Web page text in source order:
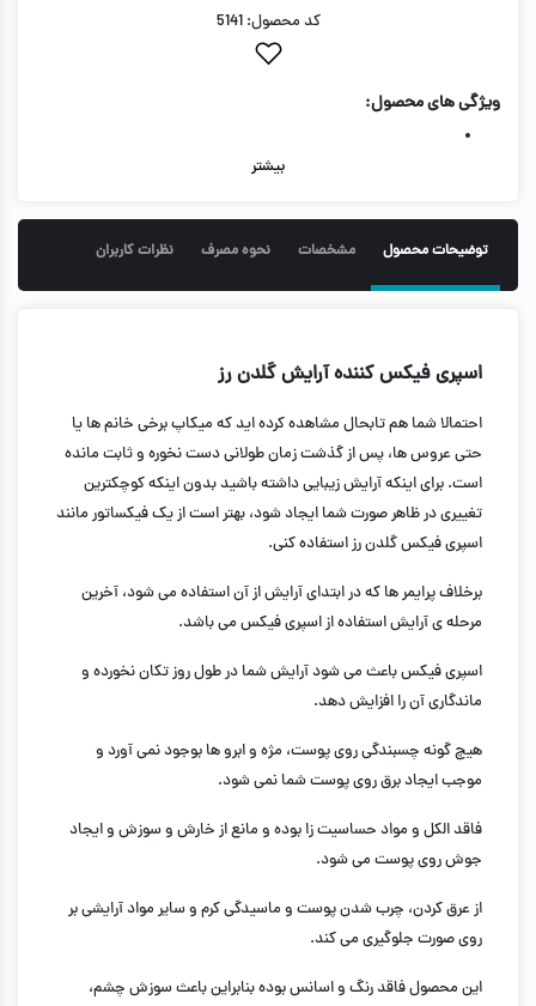
کد محصول: 5141
ویژگی های محصول:
بیشتر
توضیحات محصول مشخصات نحوه مصرف نظرات کاربران
اسپری فیکس کننده آرایش گلدن رز
احتمالا شما هم تابحال مشاهده کرده اید که میکاپ برخی خانم ها یا
حتی عروس ها، پس از گذشت زمان طولانی دست نخوره و ثابت مانده
است. برای اینکه آرایش زیبایی داشته باشید بدون اینکه کوچکترین
تغییری در ظاهر صورت شما ایجاد شود، بهتر است از یک فیکساتور مانند
اسپری فیکس گلدن رز استفاده کنی.
برخلاف پرایمر ها که در ابتدای آرایش از آن استفاده می شود، آخرین
مرحله ی آرایش استفاده از اسپری فیکس می باشد.
اسپری فیکس باعث می شود آرایش شما در طول روز تکان نخورده و
ماندگاری آن را افزایش دهد.
هیچ گونه چسبندگی روی پوست، مژه و ابرو ها بوجود نمی آورد و
موجب ایجاد برق روی پوست شما نمی شود.
فاقد الکل و مواد حساسیت زا بوده و مانع از خارش و سوزش و ایجاد
جوش روی پوست می شود.
از عرق کردن، چرب شدن پوست و ماسیدگی کرم و سایر مواد آرایشی بر
روی صورت جلوگیری می کند.
این محصول فاقد رنگ و اسانس بوده بنابراین باعث سوزش چشم،